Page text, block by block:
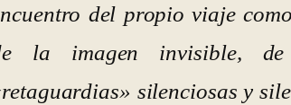
del propio viaje
la imagen invisible,
silenciosas y